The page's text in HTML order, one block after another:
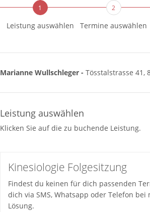
1
Leistung auswählen
2
Termine auswählen
Marianne Wullschleger - Tösstalstrasse 41,
Leistung auswählen
Klicken Sie auf die zu buchende Leistung.
Kinesiologie Folgesitzung
Findest du keinen für dich passenden
dich via SMS, Whatsapp oder Telefon
Lösung.